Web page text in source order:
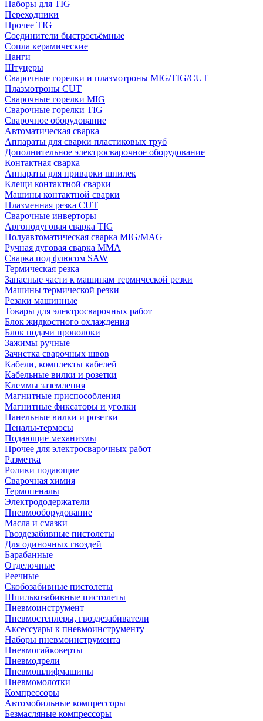
Наборы для TIG
Переходники
Прочее TIG
Соединители быстросъёмные
Сопла керамические
Цанги
Штуцеры
Сварочные горелки и плазмотроны MIG/TIG/CUT
Плазмотроны CUT
Сварочные горелки MIG
Сварочные горелки TIG
Сварочное оборудование
Автоматическая сварка
Аппараты для сварки пластиковых труб
Дополнительное электросварочное оборудование
Контактная сварка
Аппараты для приварки шпилек
Клещи контактной сварки
Машины контактной сварки
Плазменная резка CUT
Сварочные инверторы
Аргонодуговая сварка TIG
Полуавтоматическая сварка MIG/MAG
Ручная дуговая сварка MMA
Сварка под флюсом SAW
Термическая резка
Запасные части к машинам термической резки
Машины термической резки
Резаки машинные
Товары для электросварочных работ
Блок жидкостного охлаждения
Блок подачи проволоки
Зажимы ручные
Зачистка сварочных швов
Кабели, комплекты кабелей
Кабельные вилки и розетки
Клеммы заземления
Магнитные приспособления
Магнитные фиксаторы и уголки
Панельные вилки и розетки
Пеналы-термосы
Подающие механизмы
Прочее для электросварочных работ
Разметка
Ролики подающие
Сварочная химия
Термопеналы
Электрододержатели
Пневмооборудование
Масла и смазки
Гвоздезабивные пистолеты
Для одиночных гвоздей
Барабанные
Отделочные
Реечные
Скобозабивные пистолеты
Шпилькозабивные пистолеты
Пневмоинструмент
Пневмостеплеры, гвоздезабиватели
Аксессуары к пневмоинструменту
Наборы пневмоинструмента
Пневмогайковерты
Пневмодрели
Пневмошлифмашины
Пневмомолотки
Компрессоры
Автомобильные компрессоры
Безмасляные компрессоры